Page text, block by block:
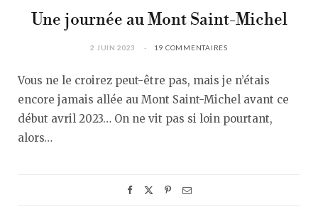
Une journée au Mont Saint-Michel
2 JUIN 2023 19 COMMENTAIRES
Vous ne le croirez peut-être pas, mais je n’étais
encore jamais allée au Mont Saint-Michel avant ce
début avril 2023… On ne vit pas si loin pourtant,
alors…